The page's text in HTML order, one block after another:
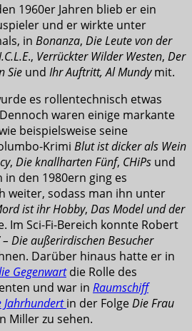
1960er Jahren blieb er ein
und er wirkte unter
in Bonanza, Die Leute von der
., Verrückter Wilder Westen, Der
Sie und Ihr Auftritt, Al Mundymit.
es rollentechnisch etwas
waren einige markante
beispielsweise seine
Krimi Blut ist dicker als Wein
, Die knallharten Fünf, CHiPs und
in den 1980ern ging es
weiter, sodass man ihn unter
ist ihr Hobby, Das Model und der
Im Sci-Fi-Bereich konnte Robert
– Die außerirdischen Besucher
Darüber hinaus hatte er in
Gegenwartdie Rolle des
und war in Raumschiff
Jahrhundert in der FolgeDie Frau
Miller zu sehen.